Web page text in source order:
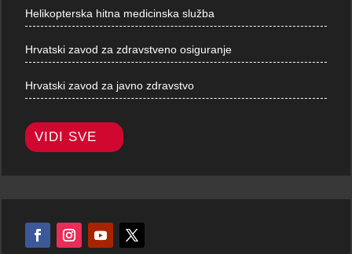
Helikopterska hitna medicinska služba
Hrvatski zavod za zdravstveno osiguranje
Hrvatski zavod za javno zdravstvo
VIDI SVE